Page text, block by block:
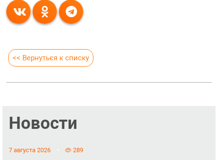
<< Вернуться к списку
Новости
7 августа 2026 289